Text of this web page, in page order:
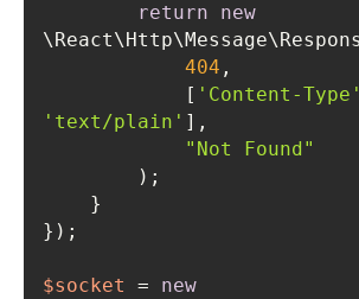
return
new
404
            [
'Content-Type'
'text/plain'
"Not Found"
$socket = new